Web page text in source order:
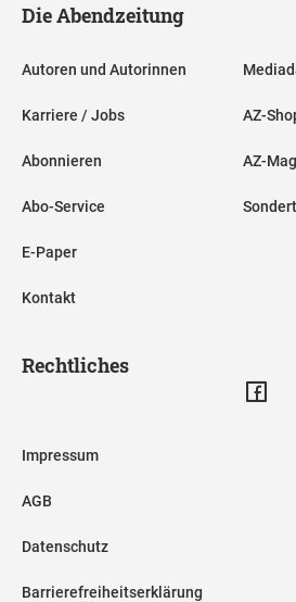
Die Abendzeitung
Autoren und Autorinnen
Karriere / Jobs
Abonnieren
Abo-Service
E-Paper
Kontakt
AZ-
AZ-
Rechtliches
Impressum
AGB
Datenschutz
Barrierefreiheitserklärung